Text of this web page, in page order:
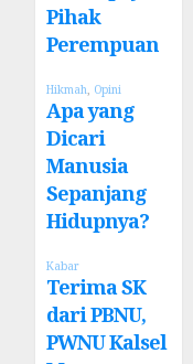
Pihak
Perempuan
Hikmah, Opini
Apa yang
Dicari
Manusia
Sepanjang
Hidupnya?
Kabar
Terima SK
dari PBNU,
PWNU Kalsel